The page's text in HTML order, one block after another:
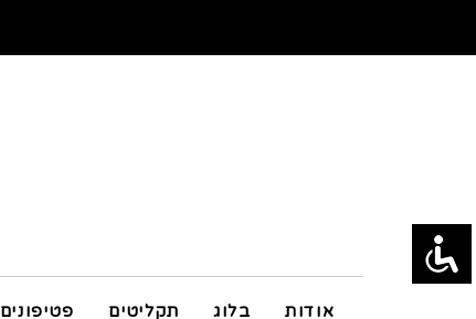
אודות בלוג תקליטים פטיפונים